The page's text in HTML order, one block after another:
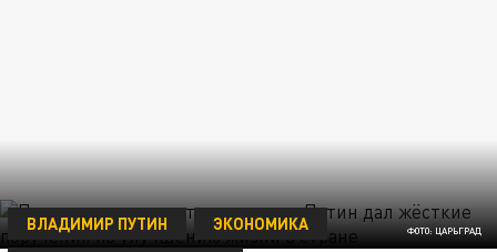
ФОТО: ЦАРЬГРАД
ВЛАДИМИР ПУТИН
ЭКОНОМИКА